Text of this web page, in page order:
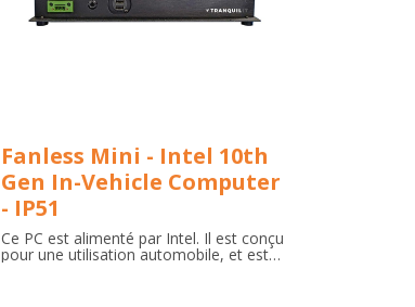
Fanless Mini - Intel 10th
Gen In-Vehicle Computer
- IP51
Ce PC est alimenté par Intel. Il est conçu
pour une utilisation automobile, et est